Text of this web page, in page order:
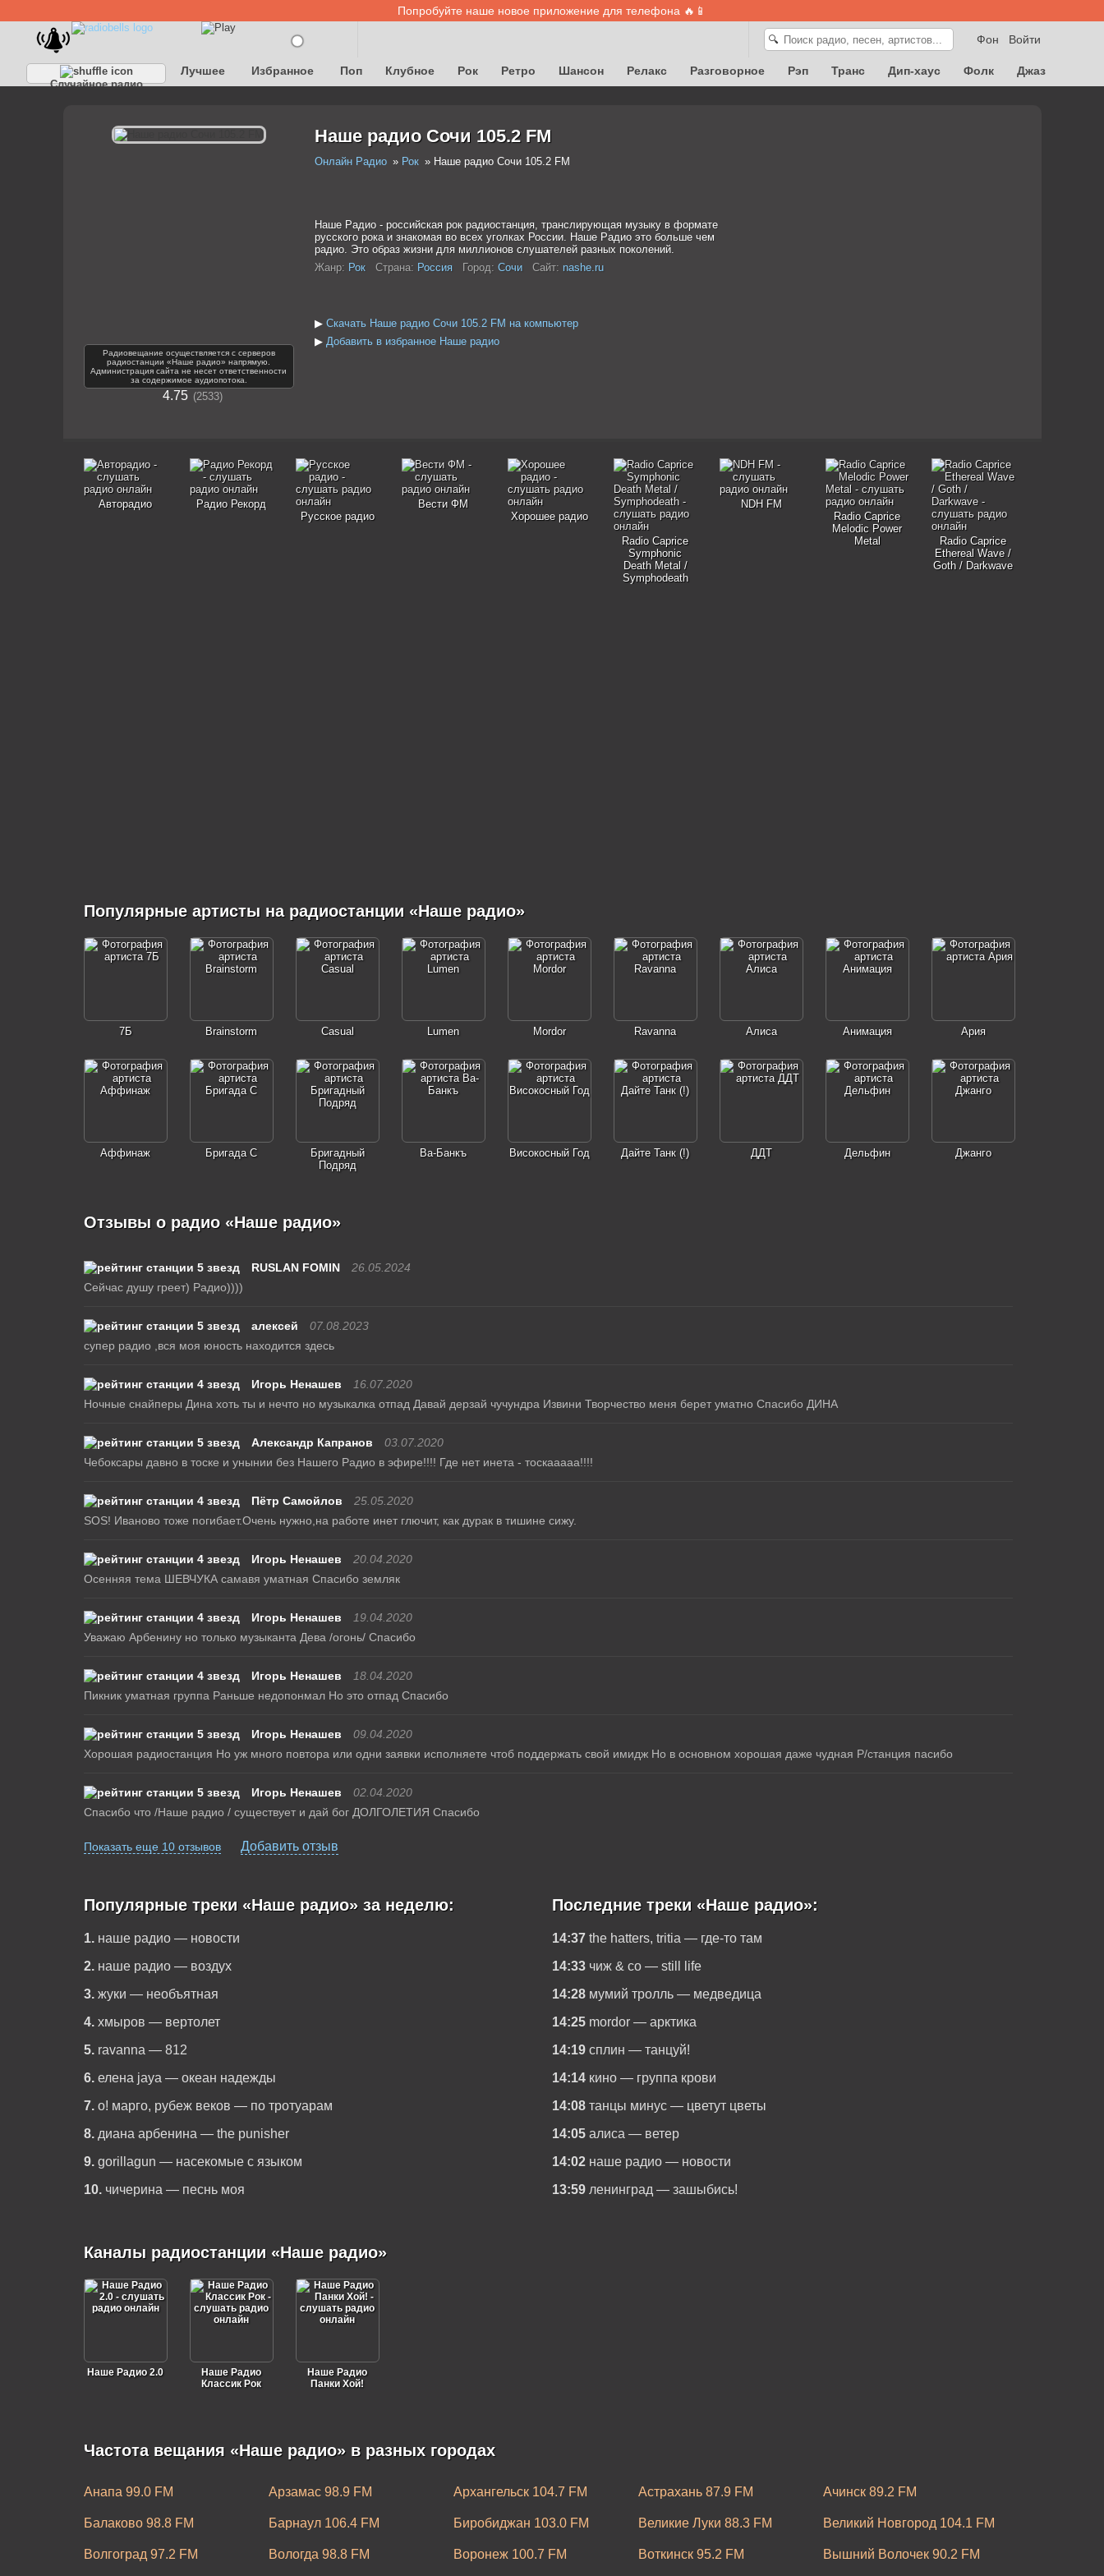
Попробуйте наше новое приложение для телефона 🔥📱
Войти
Фон
🔍
Случайное радио
Лучшее Избранное Поп Клубное Рок Ретро Шансон Релакс Разговорное Рэп Транс Дип-хаус Фолк
Джаз
Радиовещание осуществляется с серверов
радиостанции «Наше радио» напрямую.
Администрация сайта не несет ответственности
за содержимое аудиопотока.
4.75 2533
Наше радио Сочи 105.2 FM
Онлайн Радио Рок Наше радио Сочи 105.2 FM
Наше Радио - российская рок радиостанция, транслирующая музыку в формате
русского рока и знакомая во всех уголках России. Наше Радио это больше чем
радио. Это образ жизни для миллионов слушателей разных поколений.
Жанр: Рок Страна: Россия Город: Сочи Сайт: nashe.ru
▶ Скачать Наше радио Сочи 105.2 FM на компьютер
▶ Добавить в избранное Наше радио
Авторадио
Радио Рекорд
Русское радио
Вести ФМ
Хорошее радио
Radio Caprice
Symphonic
Death Metal /
Symphodeath
NDH FM
Radio Caprice
Melodic Power
Metal
Radio Caprice
Ethereal Wave /
Goth / Darkwave
Популярные артисты на радиостанции «Наше радио»
7Б Brainstorm Casual Lumen Mordor Ravanna Алиса Анимация Ария
Аффинаж Бригада С
Бригадный
Подряд
Ва-Банкъ Високосный Год Дайте Танк (!) ДДТ Дельфин Джанго
Отзывы о радио «Наше радио»
RUSLAN FOMIN
26.05.2024
Сейчас душу греет) Радио))))
алексей
07.08.2023
супер радио ,вся моя юность находится здесь
Игорь Ненашев
16.07.2020
Ночные снайперы Дина хоть ты и нечто но музыкалка отпад Давай дерзай чучундра Извини Творчество меня берет уматно Спасибо ДИНА
Александр Капранов
03.07.2020
Чебоксары давно в тоске и унынии без Нашего Радио в эфире!!!! Где нет инета - тоскааааа!!!!
Пётр Самойлов
25.05.2020
SOS! Иваново тоже погибает.Очень нужно,на работе инет глючит, как дурак в тишине сижу.
Игорь Ненашев
20.04.2020
Осенняя тема ШЕВЧУКА самавя уматная Спасибо земляк
Игорь Ненашев
19.04.2020
Уважаю Арбенину но только музыканта Дева /огонь/ Спасибо
Игорь Ненашев
18.04.2020
Пикник уматная группа Раньше недопонмал Но это отпад Спасибо
Игорь Ненашев
09.04.2020
Хорошая радиостанция Но уж много повтора или одни заявки исполняете чтоб поддержать свой имидж Но в основном хорошая даже чудная Р/станция пасибо
Игорь Ненашев
02.04.2020
Спасибо что /Наше радио / существует и дай бог ДОЛГОЛЕТИЯ Спасибо
Показать еще 10 отзывов Добавить отзыв
Популярные треки «Наше радио» за неделю:
1. наше радио — новости
2. наше радио — воздух
3. жуки — необъятная
4. хмыров — вертолет
5. ravanna — 812
6. елена jaya — океан надежды
7. о! марго, рубеж веков — по тротуарам
8. диана арбенина — the punisher
9. gorillagun — насекомые с языком
10. чичерина — песнь моя
Последние треки «Наше радио»:
14:37 the hatters, tritia — где-то там
14:33 чиж & co — still life
14:28 мумий тролль — медведица
14:25 mordor — арктика
14:19 сплин — танцуй!
14:14 кино — группа крови
14:08 танцы минус — цветут цветы
14:05 алиса — ветер
14:02 наше радио — новости
13:59 ленинград — зашыбись!
Каналы радиостанции «Наше радио»
Наше Радио 2.0
Наше Радио
Классик Рок
Наше Радио
Панки Хой!
Частота вещания «Наше радио» в разных городах
Анапа 99.0 FM Арзамас 98.9 FM Архангельск 104.7 FM Астрахань 87.9 FM Ачинск 89.2 FM
Балаково 98.8 FM Барнаул 106.4 FM Биробиджан 103.0 FM Великие Луки 88.3 FM Великий Новгород 104.1 FM
Волгоград 97.2 FM Вологда 98.8 FM Воронеж 100.7 FM Воткинск 95.2 FM Вышний Волочек 90.2 FM